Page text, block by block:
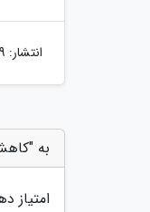
انتشار: 29
به
امتیاز